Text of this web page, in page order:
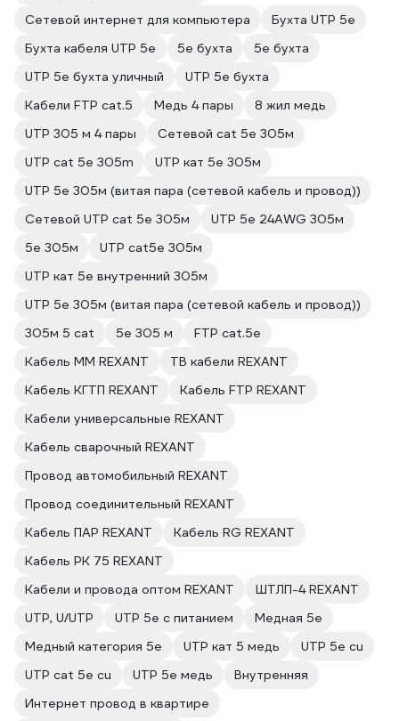
Сетевой интернет для компьютера
Бухта UTP 5e
Бухта кабеля UTP 5e
5e бухта
5е бухта
UTP 5e бухта уличный
UTP 5e бухта
Кабели FTP cat.5
Медь 4 пары
8 жил медь
UTP 305 м 4 пары
Сетевой cat 5e 305м
UTP cat 5e 305m
UTP кат 5е 305м
UTP 5e 305м (витая пара (сетевой кабель и провод))
Сетевой UTP cat 5e 305м
UTP 5e 24AWG 305м
5e 305м
UTP cat5e 305м
UTP кат 5e внутренний 305м
UTP 5e 305м (витая пара (сетевой кабель и провод))
305м 5 cat
5е 305 м
FTP cat.5e
Кабель ММ REXANT
ТВ кабели REXANT
Кабель КГТП REXANT
Кабель FTP REXANT
Кабели универсальные REXANT
Кабель сварочный REXANT
Провод автомобильный REXANT
Провод соединительный REXANT
Кабель ПАР REXANT
Кабель RG REXANT
Кабель РК 75 REXANT
Кабели и провода оптом REXANT
ШТЛП-4 REXANT
UTP, U/UTP
UTP 5e с питанием
Медная 5e
Медный категория 5е
UTP кат 5 медь
UTP 5e cu
UTP cat 5e cu
UTP 5e медь
Внутренняя
Интернет провод в квартире